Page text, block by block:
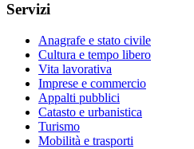
Servizi
Anagrafe e stato civile
Cultura e tempo libero
Vita lavorativa
Imprese e commercio
Appalti pubblici
Catasto e urbanistica
Turismo
Mobilità e trasporti